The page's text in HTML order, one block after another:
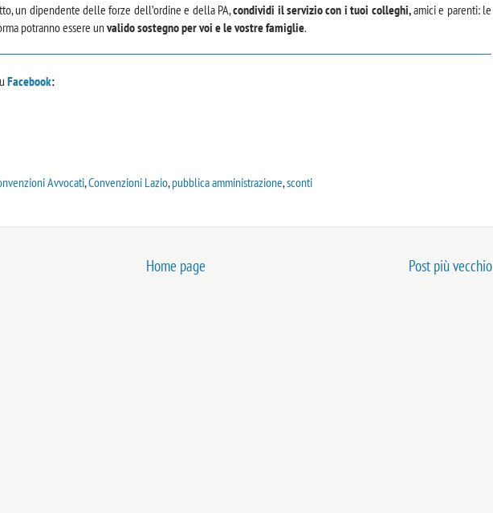
un dipendente delle forze dell’ordine e della PA,condividi il servizio con i tuoi colleghi,amici e parenti: le
potranno essere unvalido sostegno per voi e le vostre famiglie.
Facebook:
Avvocati,Convenzioni Lazio,pubblica amministrazione,sconti
Post più vecchio
Home page